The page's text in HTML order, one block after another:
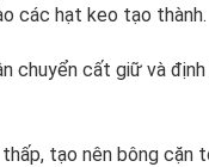
các hạt keo tạo thành.
chuyển cất giữ và
tạo nên bông cặn